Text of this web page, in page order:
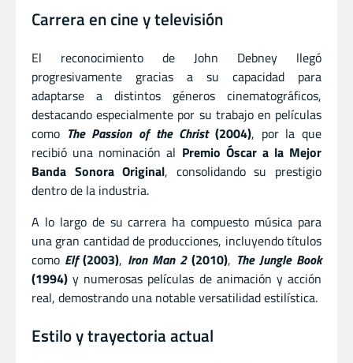
Carrera en cine y televisión
El reconocimiento de John Debney llegó
progresivamente gracias a su capacidad para
adaptarse a distintos géneros cinematográficos,
destacando especialmente por su trabajo en películas
como The Passion of the Christ(2004), por la que
recibió una nominación al Premio Óscar a la Mejor
Banda Sonora Original, consolidando su prestigio
dentro de la industria.
A lo largo de su carrera ha compuesto música para
una gran cantidad de producciones, incluyendo títulos
como Elf(2003), Iron Man 2(2010), The Jungle Book
(1994) y numerosas películas de animación y acción
real, demostrando una notable versatilidad estilística.
Estilo y trayectoria actual